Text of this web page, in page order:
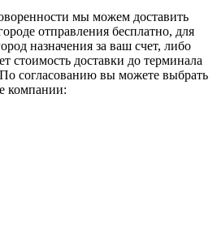
мы можем доставить
отправления бесплатно, для
назначения за ваш счет, либо
стоимость доставки до терминала
согласованию вы можете выбрать
компании: